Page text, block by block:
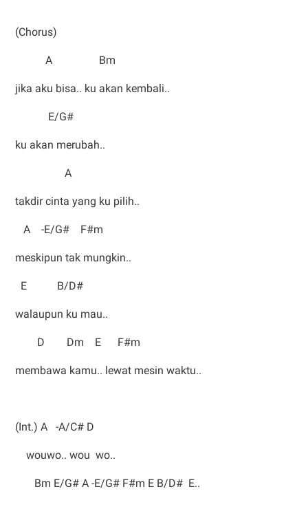
(Chorus)
A Bm
jika aku bisa.. ku akan kembali..
E/G#
ku akan merubah..
A
takdir cinta yang ku pilih..
A -E/G# F#m
meskipun tak mungkin..
E B/D#
walaupun ku mau..
D Dm E F#m
membawa kamu.. lewat mesin waktu..
(Int.) A -A/C# D
wouwo.. wou wo..
Bm E/G# A -E/G# F#m E B/D# E..